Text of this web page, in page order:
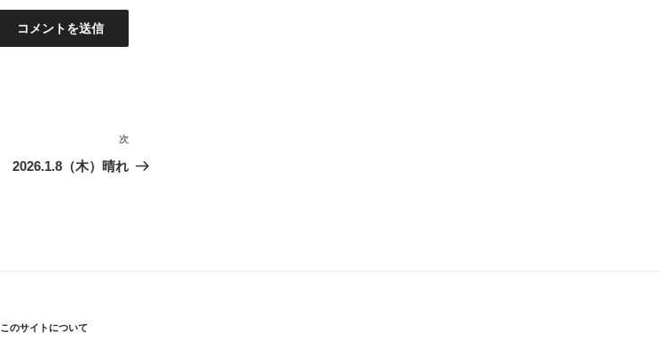
次
の
次
2026.1.8（木）晴れ
このサイトについて